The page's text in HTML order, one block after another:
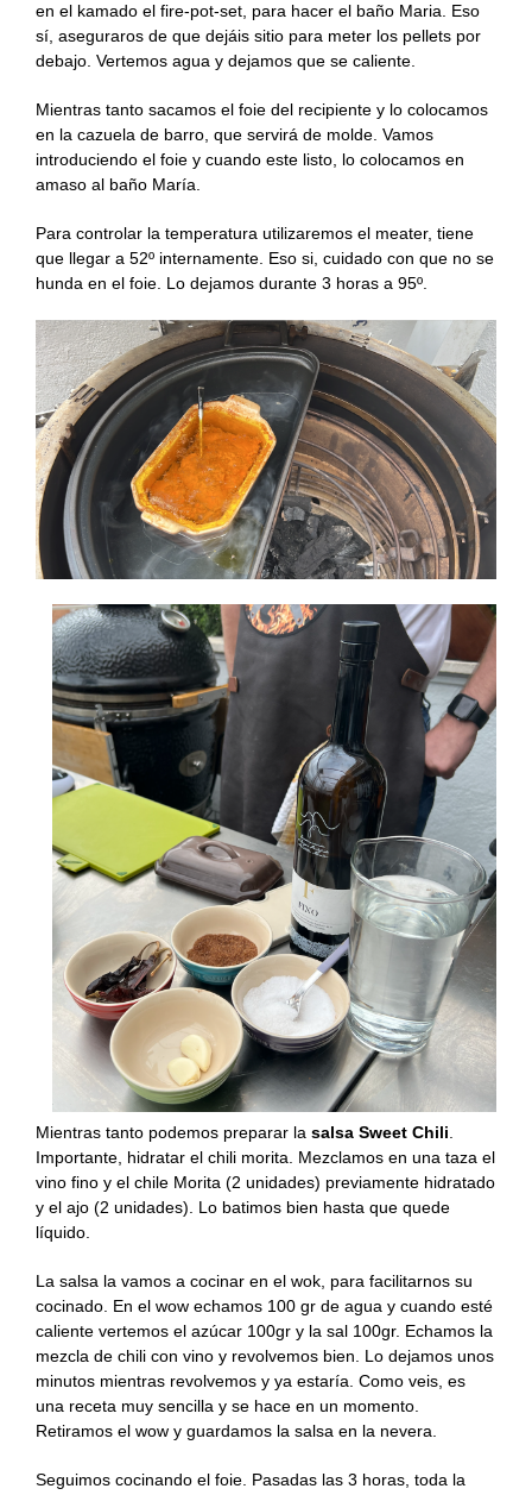
en el kamado el fire-pot-set, para hacer el baño Maria. Eso
sí, aseguraros de que dejáis sitio para meter los pellets por
debajo. Vertemos agua y dejamos que se caliente.
Mientras tanto sacamos el foie del recipiente y lo colocamos
en la cazuela de barro, que servirá de molde. Vamos
introduciendo el foie y cuando este listo, lo colocamos en
amaso al baño María.
Para controlar la temperatura utilizaremos el meater, tiene
que llegar a 52º internamente. Eso si, cuidado con que no se
hunda en el foie. Lo dejamos durante 3 horas a 95º.
Mientras tanto podemos preparar la salsa Sweet Chili
Importante, hidratar el chili morita. Mezclamos en una taza el
vino fino y el chile Morita (2 unidades) previamente hidratado
y el ajo (2 unidades). Lo batimos bien hasta que quede
líquido.
La salsa la vamos a cocinar en el wok, para facilitarnos su
cocinado. En el wow echamos 100 gr de agua y cuando esté
caliente vertemos el azúcar 100gr y la sal 100gr. Echamos la
mezcla de chili con vino y revolvemos bien. Lo dejamos unos
minutos mientras revolvemos y ya estaría. Como veis, es
una receta muy sencilla y se hace en un momento.
Retiramos el wow y guardamos la salsa en la nevera.
Seguimos cocinando el foie. Pasadas las 3 horas, toda la